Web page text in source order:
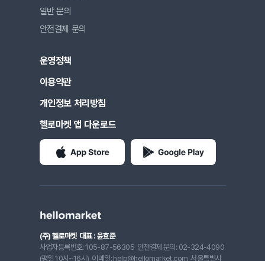
일반 문의
안전결제 문의
운영정책
이용약관
개인정보 처리방침
헬로마켓 앱 다운로드
(주) 헬로마켓 대표 : 윤효준
사업자등록번호: 105-87-56305 안전결제 문의: 02-324-4090
(평일 10시~16시) 이메일: help@hellomarket.com 서울특별시